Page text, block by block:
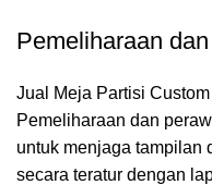
Pemeliharaan
Jual Meja Partisi
Pemeliharaan dan
untuk menjaga tampilan
secara teratur dengan